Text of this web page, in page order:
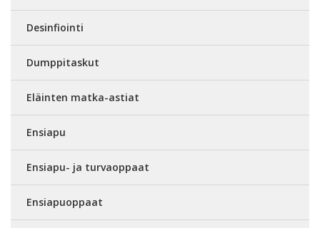
Desinfiointi
Dumppitaskut
Eläinten matka-astiat
Ensiapu
Ensiapu- ja turvaoppaat
Ensiapuoppaat